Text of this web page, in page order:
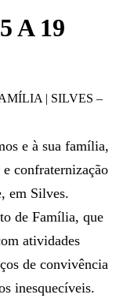
A 19
| SILVES –
e à sua família,
confraternização
em Silves.
de Família, que
atividades
de convivência
inesquecíveis.